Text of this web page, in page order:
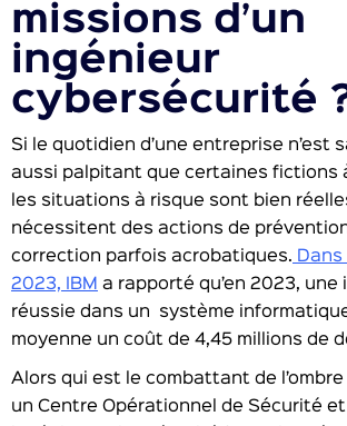
missions d’un
ingénieur
cybersécurité
Si le quotidien d’une entreprise n’est
aussi palpitant que certaines fictions
les situations à risque sont bien
nécessitent des actions de
correction parfois acrobatiques.
2023, IBM a rapporté qu’en 2023, une
réussie dans un système
moyenne un coût de 4,45 millions de
Alors qui est le combattant de l’ombre
un Centre Opérationnel de Sécurité